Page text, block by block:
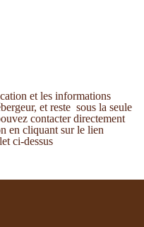
et les informations
et reste sous la seule
contacter directement
en cliquant sur le lien
ci-dessus